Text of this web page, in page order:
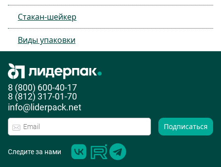
Стакан-шейкер
Виды упаковки
8 (800) 600-40-17
8 (812) 317-01-70
info@liderpack.net
Подписаться
Следите за нами